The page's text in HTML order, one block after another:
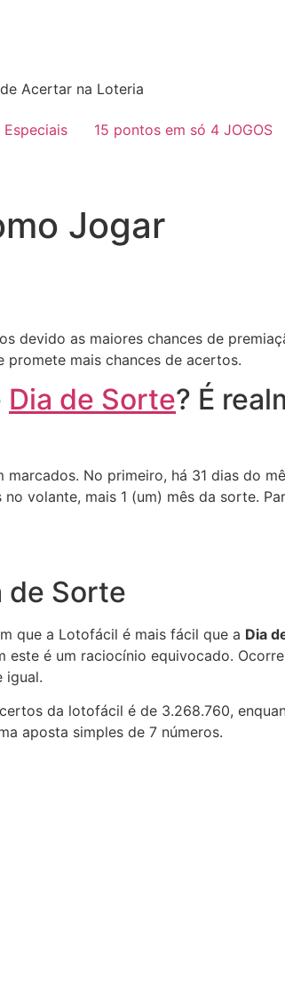
Acertar na Loteria
Especiais 15 pontos em só 4 JOGOS
Jogar
devido as maiores chances de
promete mais chances de acertos.
Dia de Sorte? É
No primeiro, há 31 dias do
volante, mais 1 (um) mês da sorte.
de Sorte
que a Lotofácil é mais fácil que a Dia
este é um raciocínio equivocado.
igual.
da lotofácil é de 3.268.760,
aposta simples de 7 números.